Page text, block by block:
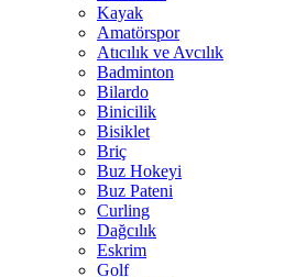
Kayak
Amatörspor
Atıcılık ve Avcılık
Badminton
Bilardo
Binicilik
Bisiklet
Briç
Buz Hokeyi
Buz Pateni
Curling
Dağcılık
Eskrim
Golf